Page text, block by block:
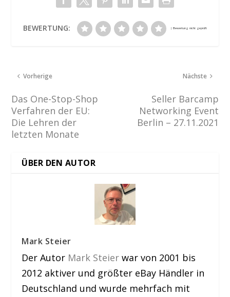
BEWERTUNG:
Vorherige
Das One-Stop-Shop
Verfahren der EU:
Die Lehren der
letzten Monate
Nächste
Seller Barcamp
Networking Event
Berlin – 27.11.2021
ÜBER DEN AUTOR
Mark Steier
Der Autor Mark Steier war von 2001 bis
2012 aktiver und größter eBay Händler in
Deutschland und wurde mehrfach mit